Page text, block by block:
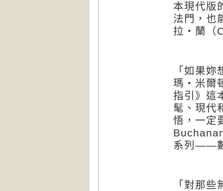
本現代版
法門，也
拉‧蘭（
「如果
瑪‧米爾
指引》這
髦、現代
悟，一
系列——
「對那